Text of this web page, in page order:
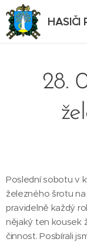
HASIČI
28.
Poslední sobotu v
železného šrotu na
pravidelně každý
nějaký ten kousek
činnost. Posbírali